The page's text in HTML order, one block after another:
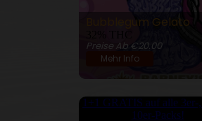
Bubblegum Gelato
Preise Ab €20.00
Mehr Info
1+1 GRATIS auf alle 3er-
10er-Packs!